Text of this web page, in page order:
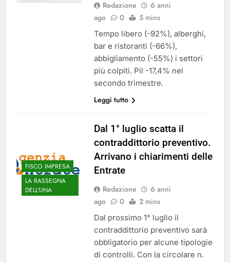
Redazione
6 anni
ago
0 5 mins
Tempo libero (-92%), alberghi,
bar e ristoranti (-66%),
abbigliamento (-55%) i settori
più colpiti. Pil -17,4% nel
secondo trimestre.
Leggi tutto
FISCO IMPRESA
LA RASSEGNA
DELL'UNA
Dal 1° luglio scatta il
contraddittorio preventivo.
Arrivano i chiarimenti delle
Entrate
Redazione
6 anni
ago
0 2 mins
Dal prossimo 1° luglio il
contraddittorio preventivo sarà
obbligatorio per alcune tipologie
di controlli. Con la circolare n.